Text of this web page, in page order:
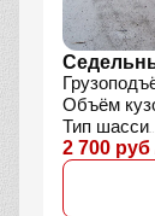
Объём
Тип шасси
2 700 руб